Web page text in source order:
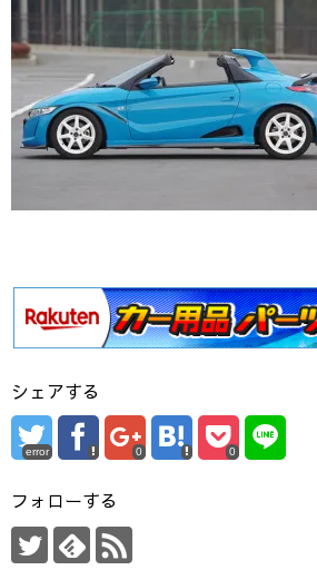
シェアする
error 0 0
フォローする